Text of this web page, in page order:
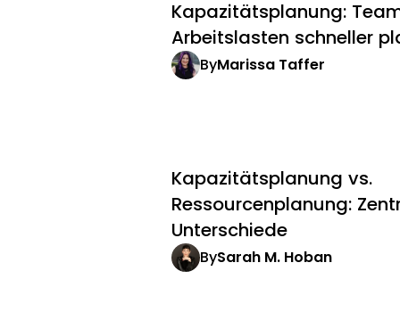
Kapazitätsplanung:
Arbeitslasten schneller
ByMarissa Taffer
Kapazitätsplanung vs.
Ressourcenplanung:
Unterschiede
BySarah M. Hoban